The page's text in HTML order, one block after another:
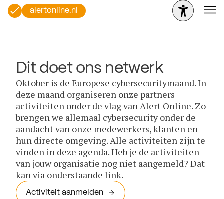
alertonline.nl
Dit doet ons netwerk
Oktober is de Europese cybersecuritymaand. In
deze maand organiseren onze partners
activiteiten onder de vlag van Alert Online. Zo
brengen we allemaal cybersecurity onder de
aandacht van onze medewerkers, klanten en
hun directe omgeving. Alle activiteiten zijn te
vinden in deze agenda. Heb je de activiteiten
van jouw organisatie nog niet aangemeld? Dat
kan via onderstaande link.
Activiteit aanmelden